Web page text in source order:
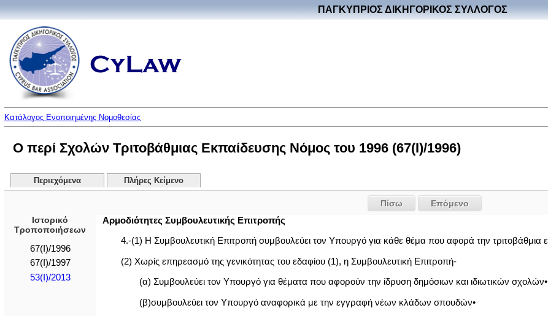
ΠΑΓΚΥΠΡΙΟΣ ΔΙΚΗΓΟΡΙΚΟΣ ΣΥΛΛΟΓΟΣ
Κατάλογος Ενοποιημένης Νομοθεσίας
Ο περί Σχολών Τριτοβάθμιας Εκπαίδευσης Νόμος του 1996 (67(I)/1996)
Περιεχόμενα Πλήρες Κείμενο
Πίσω
Επόμενο
Ιστορικό
Τροποποιήσεων
67(I)/1996
67(I)/1997
53(I)/2013
Αρμοδιότητες Συμβουλευτικής Επιτροπής
4.-(1) Η Συμβουλευτική Επιτροπή συμβουλεύει τον Υπουργό για κάθε θέμα που αφορά την τριτοβάθμια
(2) Χωρίς επηρεασμό της γενικότητας του εδαφίου (1), η Συμβουλευτική Επιτροπή-
(α) Συμβουλεύει τον Υπουργό για θέματα που αφορούν την ίδρυση δημόσιων και ιδιωτικών σχολών•
(β)συμβουλεύει τον Υπουργό αναφορικά με την εγγραφή νέων κλάδων σπουδών•